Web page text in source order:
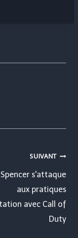
SUIVANT
Spencer s'attaque
aux pratiques
avec Call of
Duty